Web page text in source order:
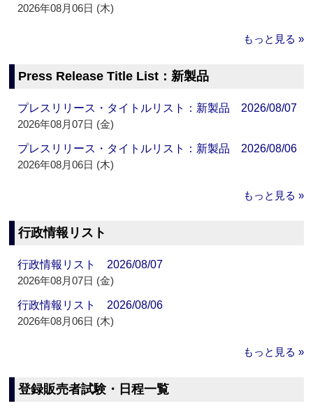
2026年08月06日 (木)
もっと見る »
Press Release Title List：新製品
プレスリリース・タイトルリスト：新製品 2026/08/07
2026年08月07日 (金)
プレスリリース・タイトルリスト：新製品 2026/08/06
2026年08月06日 (木)
もっと見る »
行政情報リスト
行政情報リスト 2026/08/07
2026年08月07日 (金)
行政情報リスト 2026/08/06
2026年08月06日 (木)
もっと見る »
登録販売者試験・日程一覧